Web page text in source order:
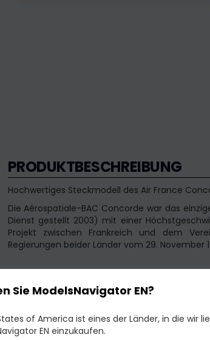
PRODUKTBESCHREIBUNG
Hochwertiges Steckmodell des Air France
Die Aérospatiale-BAC Concorde war das
Dienst gestellt 2003) mit einer
Projekt zwischen Frankreich und dem
Regierungen beider Länder vom 29. November
ÄHNLICHE PRODUKTE
Sie ModelsNavigator EN?
of America ist eines der Länder, in die wir
EN einzukaufen.